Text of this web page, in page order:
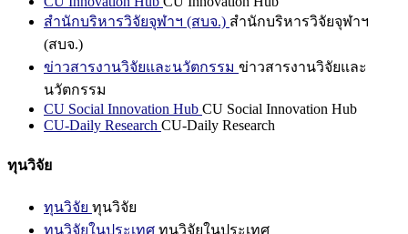
สำนักบริหารวิจัยจุฬาฯ (สบจ.) สำนักบริหารวิจัยจุฬาฯ
(สบจ.)
ข่าวสารงานวิจัยและนวัตกรรม ข่าวสารงานวิจัยและ
นวัตกรรม
CU Social Innovation Hub CU Social Innovation Hub
CU-Daily Research CU-Daily Research
ทุนวิจัย
ทุนวิจัย ทุนวิจัย
ทุนวิจัยในประเทศ ทุนวิจัยในประเทศ